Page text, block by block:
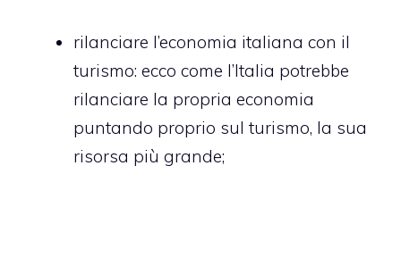
rilanciare l’economia italiana con il
turismo: ecco come l’Italia potrebbe
rilanciare la propria economia
puntando proprio sul turismo, la sua
risorsa più grande;